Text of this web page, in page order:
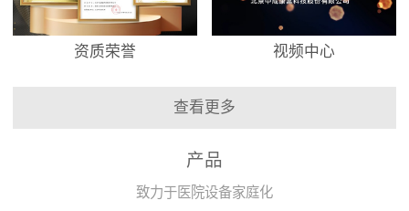
资质荣誉 视频中心
查看更多
产品
致力于医院设备家庭化